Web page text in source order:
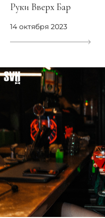
Руки Вверх Бар
14 октября 2023